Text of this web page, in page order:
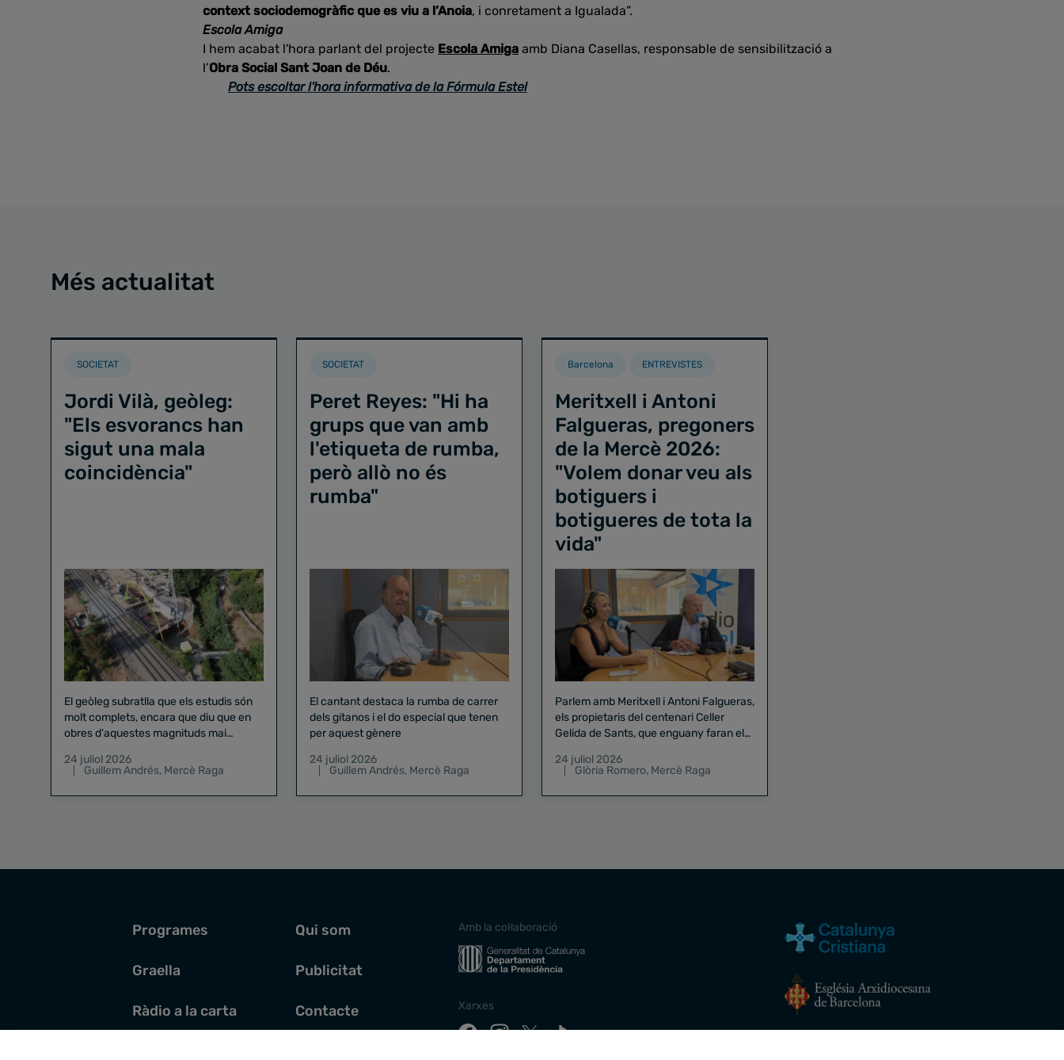
context sociodemogràfic que es viu a l’Anoia, i conretament a Igualada”.
Escola Amiga
I hem acabat l'hora parlant del projecte Escola Amiga amb Diana Casellas, responsable de sensibilització a
l’Obra Social Sant Joan de Déu.
Pots escoltar l'hora informativa de la Fórmula Estel
Més actualitat
SOCIETAT
Jordi Vilà, geòleg:
"Els esvorancs han
sigut una mala
coincidència"
El geòleg subratlla que els estudis són
molt complets, encara que diu que en
obres d'aquestes magnituds mai
24 juliol 2026
Guillem Andrés, Mercè Raga
SOCIETAT
Peret Reyes: "Hi ha
grups que van amb
l'etiqueta de rumba,
però allò no és
rumba"
El cantant destaca la rumba de carrer
dels gitanos i el do especial que tenen
per aquest gènere
24 juliol 2026
Guillem Andrés, Mercè Raga
Barcelona ENTREVISTES
Meritxell i Antoni
Falgueras, pregoners
de la Mercè 2026:
"Volem donar veu als
botiguers i
botigueres de tota la
vida"
Parlem amb Meritxell i Antoni Falgueras,
els propietaris del centenari Celler
Gelida de Sants, que enguany faran el
24 juliol 2026
Glòria Romero, Mercè Raga
Programes
Graella
Ràdio a la carta
Qui som
Publicitat
Contacte
Amb la col·laboració
Xarxes